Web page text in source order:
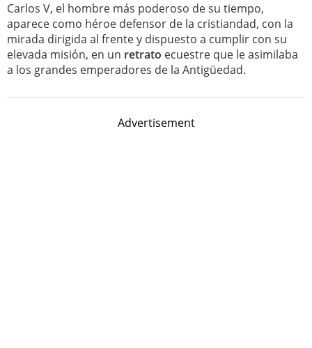
Carlos V, el hombre más poderoso de su tiempo,
aparece como héroe defensor de la cristiandad, con la
mirada dirigida al frente y dispuesto a cumplir con su
elevada misión, en un retrato ecuestre que le asimilaba
a los grandes emperadores de la Antigüedad.
Advertisement